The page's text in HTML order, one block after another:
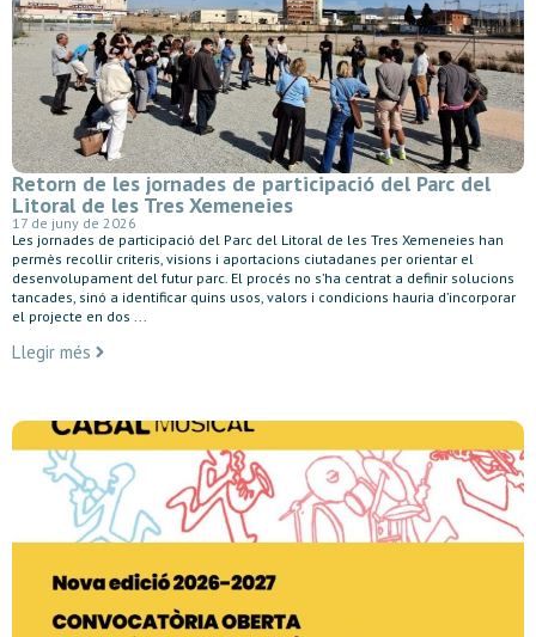
Retorn de les jornades de participació del Parc del
Litoral de les Tres Xemeneies
17 de juny de 2026
Les jornades de participació del Parc del Litoral de les Tres Xemeneies han
permès recollir criteris, visions i aportacions ciutadanes per orientar el
desenvolupament del futur parc. El procés no s’ha centrat a definir solucions
tancades, sinó a identificar quins usos, valors i condicions hauria d’incorporar
el projecte en dos ...
Llegir més